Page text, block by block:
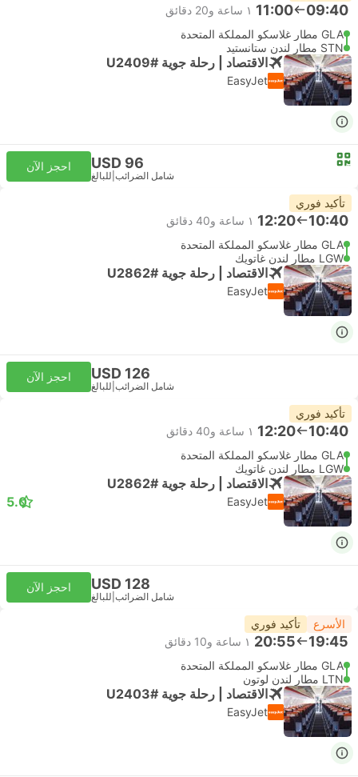
09:40
11:00 ١ ساعة و‫20 دقائق
GLA مطار غلاسكو المملكة المتحدة
STN مطار لندن ستانستيد
الاقتصاد | رحلة جوية #U2409
EasyJet
USD 96
شامل الضرائب للبالغ
احجز الآن
تأكيد فوري
10:40
12:20 ١ ساعة و‫40 دقائق
GLA مطار غلاسكو المملكة المتحدة
LGW مطار لندن غاتويك
الاقتصاد | رحلة جوية #U2862
EasyJet
USD 126
شامل الضرائب للبالغ
احجز الآن
تأكيد فوري
10:40
12:20 ١ ساعة و‫40 دقائق
GLA مطار غلاسكو المملكة المتحدة
LGW مطار لندن غاتويك
الاقتصاد | رحلة جوية #U2862
EasyJet
5.0
USD 128
شامل الضرائب للبالغ
احجز الآن
الأسرع تأكيد فوري
19:45
20:55 ١ ساعة و‫10 دقائق
GLA مطار غلاسكو المملكة المتحدة
LTN مطار لندن لوتون
الاقتصاد | رحلة جوية #U2403
EasyJet